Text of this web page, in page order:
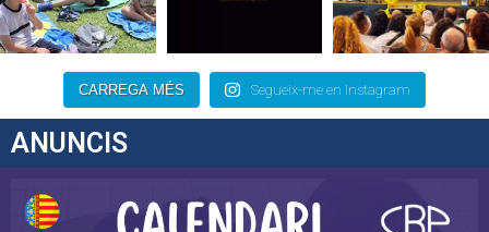
CARREGA MÉS Segueix-me en Instagram
ANUNCIS